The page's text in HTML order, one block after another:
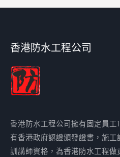
香港防水工程公司
香港防水工程公司擁有固定員
有香港政府認證頒發證書，施
訓講師資格，為香港防水工程